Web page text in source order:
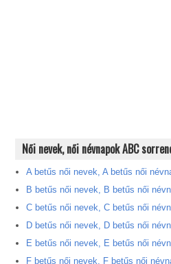
Női nevek, női névnapok ABC
A betűs női nevek, A betűs női
B betűs női nevek, B betűs női
C betűs női nevek, C betűs női
D betűs női nevek, D betűs női
E betűs női nevek, E betűs női
F betűs női nevek, F betűs női